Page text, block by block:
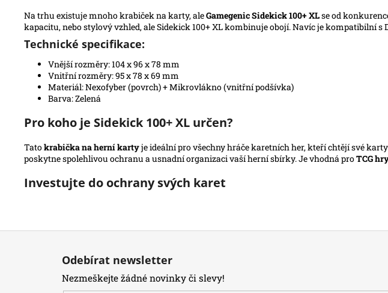
Na trhu existuje mnoho krabiček na karty, aleGamegenic Sidekick 100+ XLse od
kapacitu, nebo stylový vzhled, ale Sidekick 100+ XL kombinuje obojí. Navíc je kompatibilní
Technické specifikace:
Vnější rozměry: 104 x 96 x 78 mm
Vnitřní rozměry: 95 x 78 x 69 mm
Materiál: Nexofyber (povrch) + Mikrovlákno (vnitřní podšívka)
Barva: Zelená
Pro koho je Sidekick 100+ XL určen?
Tatokrabička na herní kartyje ideální pro všechny hráče karetních her, kteří chtějí své
poskytne spolehlivou ochranu a usnadní organizaci vaší herní sbírky. Je vhodná proTCG
Investujte do ochrany svých karet
Z
Odebírat newsletter
Nezmeškejte žádné novinky či slevy!